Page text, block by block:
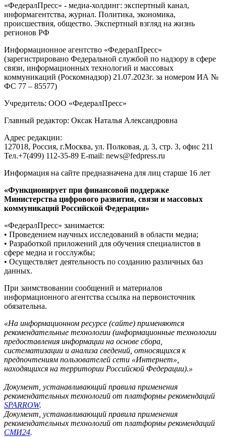
«ФедералПресс» - медиа-холдинг: экспертный канал,
информагентства, журнал. Политика, экономика,
происшествия, общество. Экспертный взгляд на жизнь
регионов РФ
Информационное агентство «ФедералПресс»
(зарегистрировано Федеральной службой по надзору в сфере
связи, информационных технологий и массовых
коммуникаций (Роскомнадзор) 21.07.2023г. за номером ИА №
ФС 77 – 85577)
Учредитель: ООО «ФедералПресс»
Главный редактор: Оксак Наталья Александровна
Адрес редакции:
127018, Россия, г.Москва, ул. Полковая, д. 3, стр. 3, офис 211
Тел.+7(499) 112-35-89 E-mail: news@fedpress.ru
Информация на сайте предназначена для лиц старше 16 лет
«Функционирует при финансовой поддержке
Министерства цифрового развития, связи и массовых
коммуникаций Российской Федерации»
«ФедералПресс» занимается:
• Проведением научных исследований в области медиа;
• Разработкой приложений для обучения специалистов в
сфере медиа и госслужбы;
• Осуществляет деятельность по созданию различных баз
данных.
При заимствовании сообщений и материалов
информационного агентства ссылка на первоисточник
обязательна.
«На информационном ресурсе (сайте) применяются
рекомендательные технологии (информационные технологии
предоставления информации на основе сбора,
систематизации и анализа сведений, относящихся к
предпочтениям пользователей сети «Интернет»,
находящихся на территории Российской Федерации).»
Документ, устанавливающий правила применения
рекомендательных технологий от платформы рекомендаций
SPARROW.
Документ, устанавливающий правила применения
рекомендательных технологий от платформы рекомендаций
СМИ24.